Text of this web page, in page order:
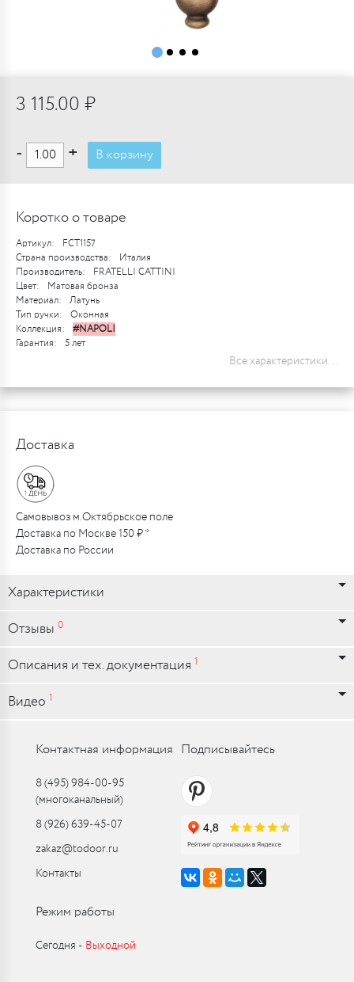
3 115.00 ₽
- + В корзину
Коротко о товаре
Артикул:
FCT1157
Страна производства:
Италия
Производитель:
FRATELLI CATTINI
Цвет:
Матовая бронза
Материал:
Латунь
Тип ручки:
Оконная
Коллекция:
#NAPOLI
Гарантия:
5 лет
Все характеристики...
Доставка
Самовывоз м.Октябрьское поле
Доставка по Москве 150 ₽ *
Доставка по России
Характеристики
Отзывы 0
Описания и тех. документация 1
Видео 1
Контактная информация
8 (495) 984-00-95
(многоканальный)
8 (926) 639-45-07
zakaz@todoor.ru
Контакты
Подписывайтесь
Режим работы
Сегодня ‑ Выходной